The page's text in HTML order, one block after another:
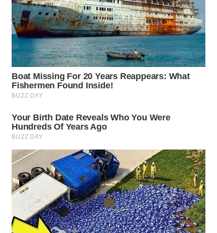
BINJAI
WN
CIREBON
WN
INDRAMAYU
KUNINGAN
WN
MAJALENGKA
WN
SUBANG
WN
SUKABUMI